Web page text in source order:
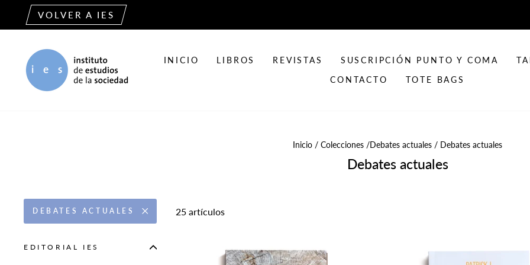
directamente
al
VOLVER A IES
INICIO LIBROS REVISTAS SUSCRIPCIÓN PUNTO Y COMA
CONTACTO
TOTE BAGS
Inicio / Colecciones /Debates actuales / Debates actuales
Debates actuales
DEBATES ACTUALES
EDITORIAL IES
25 artículos